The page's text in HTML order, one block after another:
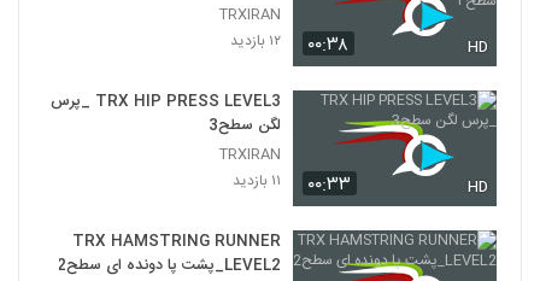
۰۰:۳۸ HD
TRXIRAN
۱۲ بازدید
۰۰:۳۳ HD
TRX HIP PRESS LEVEL3 _پرس
لگن سطح3
TRXIRAN
۱۱ بازدید
TRX HAMSTRING RUNNER
LEVEL2_پشت پا دونده ای سطح2